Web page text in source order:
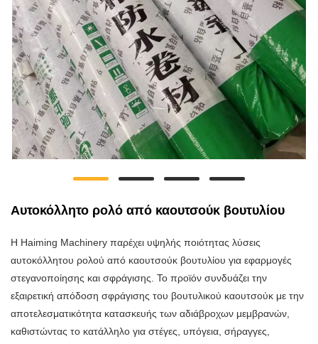
Αυτοκόλλητο ρολό από καουτσούκ βουτυλίου
Η Haiming Machinery παρέχει υψηλής ποιότητας λύσεις
αυτοκόλλητου ρολού από καουτσούκ βουτυλίου για εφαρμογές
στεγανοποίησης και σφράγισης. Το προϊόν συνδυάζει την
εξαιρετική απόδοση σφράγισης του βουτυλικού καουτσούκ με την
αποτελεσματικότητα κατασκευής των αδιάβροχων μεμβρανών,
καθιστώντας το κατάλληλο για στέγες, υπόγεια, σήραγγες,